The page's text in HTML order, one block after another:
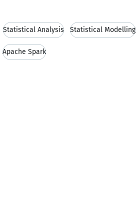
Statistical Analysis Statistical Modelling
Apache Spark